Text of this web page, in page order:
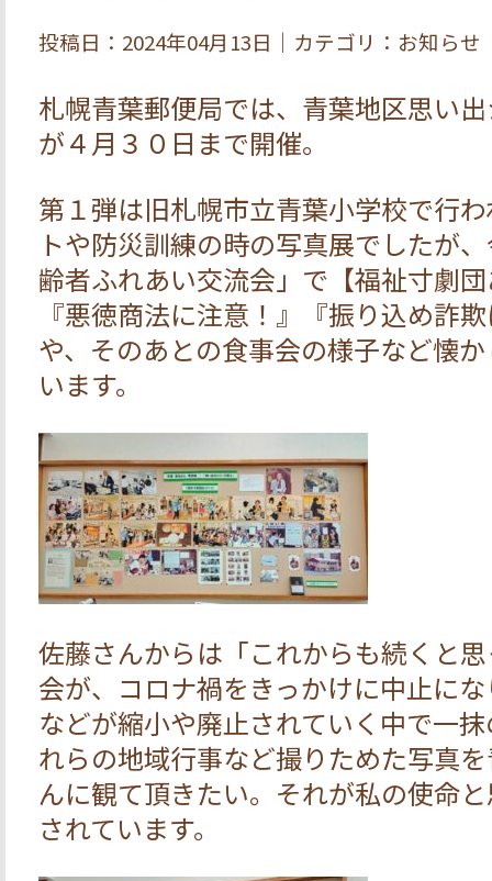
投稿日：2024年04月13日｜カテゴリ：お知らせ
札幌青葉郵便局では、青葉地区思い
が４月３０日まで開催。
第１弾は旧札幌市立青葉小学校で行
トや防災訓練の時の写真展でしたが
齢者ふれあい交流会」で【福祉寸劇
『悪徳商法に注意！』『振り込め詐
や、そのあとの食事会の様子など懐
います。
佐藤さんからは「これからも続くと
会が、コロナ禍をきっかけに中止に
などが縮小や廃止されていく中で一
れらの地域行事など撮りためた写真
んに観て頂きたい。それが私の使命
されています。